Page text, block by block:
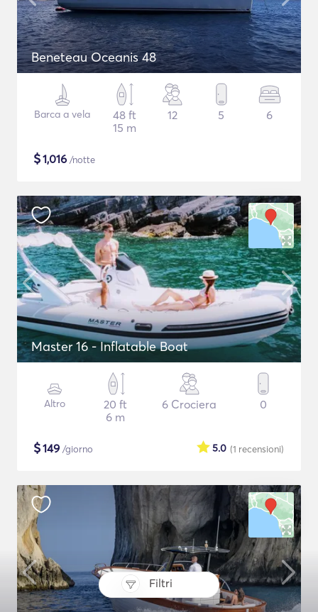
Filtri
Beneteau Oceanis 48
Barca a vela
48 ft
15 m
12 5 6
$1,016 /notte
Master 16 - Inflatable Boat
Altro
20 ft
6 m
6 Crociera 0
$149 /giorno (1 recensioni)
5.0